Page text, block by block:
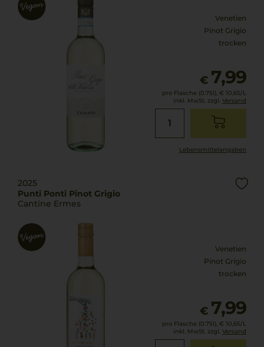
Venetien
Pinot Grigio
trocken
€ 7,99
pro Flasche (0.75l), € 10,65/L
inkl. MwSt. zzgl. Versand
Lebensmittel­angaben
2025
Punti Ponti Pinot Grigio
Cantine Ermes
Venetien
Pinot Grigio
trocken
€ 7,99
pro Flasche (0.75l), € 10,65/L
inkl. MwSt. zzgl. Versand